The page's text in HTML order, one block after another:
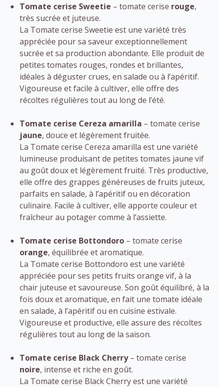
Tomate cerise Sweetie – tomate cerise rouge,
très sucrée et juteuse.
La Tomate cerise Sweetie est une variété très
appréciée pour sa saveur exceptionnellement
sucrée et sa production abondante. Elle produit de
petites tomates rouges, rondes et brillantes,
idéales à déguster crues, en salade ou à l’apéritif.
Vigoureuse et facile à cultiver, elle offre des
récoltes régulières tout au long de l’été.
Tomate cerise Cereza amarilla – tomate cerise
jaune, douce et légèrement fruitée.
La Tomate cerise Cereza amarilla est une variété
lumineuse produisant de petites tomates jaune vif
au goût doux et légèrement fruité. Très productive,
elle offre des grappes généreuses de fruits juteux,
parfaits en salade, à l’apéritif ou en décoration
culinaire. Facile à cultiver, elle apporte couleur et
fraîcheur au potager comme à l’assiette.
Tomate cerise Bottondoro – tomate cerise
orange, équilibrée et aromatique.
La Tomate cerise Bottondoro est une variété
appréciée pour ses petits fruits orange vif, à la
chair juteuse et savoureuse. Son goût équilibré, à la
fois doux et aromatique, en fait une tomate idéale
en salade, à l’apéritif ou en cuisine estivale.
Vigoureuse et productive, elle assure des récoltes
régulières tout au long de la saison.
Tomate cerise Black Cherry– tomate cerise
noire, intense et riche en goût.
La Tomate cerise Black Cherry est une variété